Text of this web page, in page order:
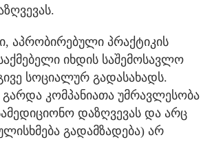
აპრობირებული პრაქტიკის
იხდის საშემოსავლო
სოციალურ გადასახადს.
გარდა კომპანიათა უმრავლესობა
დაზღვევას და არც
გადამზადება) არ